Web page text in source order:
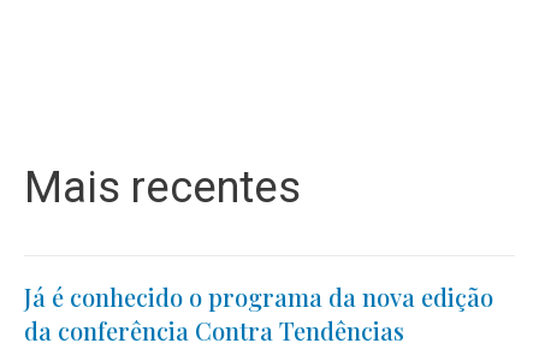
Mais recentes
Já é conhecido o programa da nova edição
da conferência Contra Tendências